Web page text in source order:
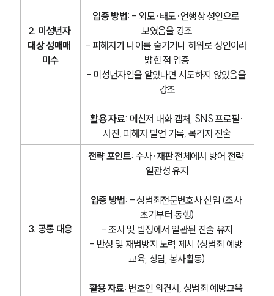
2. 미성년자
대상 성매매
미수
입증 방법: - 외모·태도·언행상 성인으로
보였음을 강조
- 피해자가 나이를 숨기거나 허위로 성인이라
밝힌 점 입증
- 미성년자임을 알았다면 시도하지 않았음을
강조
활용 자료: 메신저 대화 캡처, SNS 프로필·
사진, 피해자 발언 기록, 목격자 진술
3. 공통 대응
전략 포인트: 수사·재판 전체에서 방어 전략
일관성 유지
입증 방법: - 성범죄전문변호사 선임 (조사
초기부터 동행)
- 조사 및 법정에서 일관된 진술 유지
- 반성 및 재범방지 노력 제시 (성범죄 예방
교육, 상담, 봉사활동)
활용 자료: 변호인 의견서, 성범죄 예방교육